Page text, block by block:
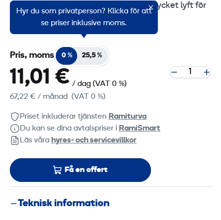
service, underhåll och reparationer. Mycket lyft för
pengarna.
Hyr du som privatperson? Klicka för att
se priser inklusive moms.
Pris, moms 0 % 25,5 %
11,01 € / dag (VAT 0 %)
67,22 € / månad (VAT 0 %)
Priset inkluderar tjänsten Ramiturva
Du kan se dina avtalspriser i RamiSmart
Läs våra hyres‑ och servicevillkor
Få en offert
Teknisk information